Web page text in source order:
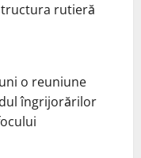
rutieră
o reuniune
îngrijorărilor